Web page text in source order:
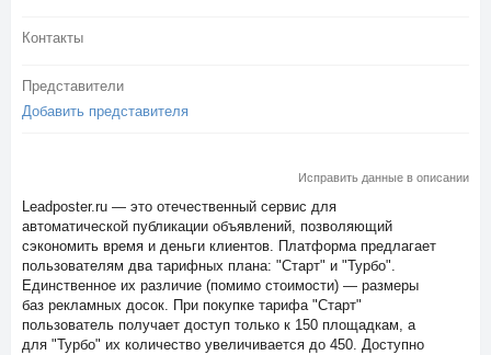
Контакты
Представители
Добавить представителя
Исправить данные в описании
Leadposter.ru — это отечественный сервис для
автоматической публикации объявлений, позволяющий
сэкономить время и деньги клиентов. Платформа предлагает
пользователям два тарифных плана: "Старт" и "Турбо".
Единственное их различие (помимо стоимости) — размеры
баз рекламных досок. При покупке тарифа "Старт"
пользователь получает доступ только к 150 площадкам, а
для "Турбо" их количество увеличивается до 450. Доступно